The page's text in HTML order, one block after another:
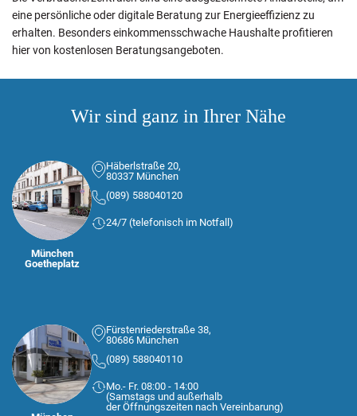
eine persönliche oder digitale Beratung zur Energieeffizienz zu
erhalten. Besonders einkommensschwache Haushalte profitieren
hier von kostenlosen Beratungsangeboten.
Wir sind ganz in Ihrer Nähe
München
Goetheplatz
Häberlstraße 20,
80337 München
(089) 588040120
24/7 (telefonisch im Notfall)
Fürstenriederstraße 38,
80686 München
(089) 588040110
Mo.- Fr. 08:00 - 14:00
(Samstags und außerhalb
der Öffnungszeiten nach Vereinbarung)